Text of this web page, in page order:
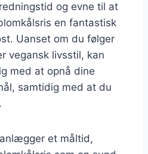
og evne til at
en fantastisk
Uanset om du følger
vegansk livsstil, kan
med at opnå dine
samtidig med at du
et måltid,